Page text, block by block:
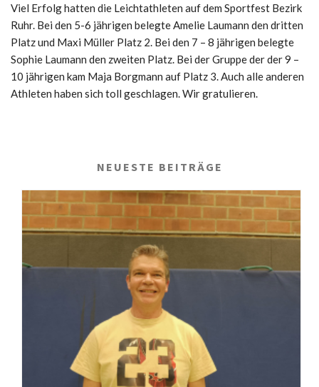
Viel Erfolg hatten die Leichtathleten auf dem Sportfest Bezirk
Ruhr. Bei den 5-6 jährigen belegte Amelie Laumann den dritten
Platz und Maxi Müller Platz 2. Bei den 7 – 8 jährigen belegte
Sophie Laumann den zweiten Platz. Bei der Gruppe der der 9 –
10 jährigen kam Maja Borgmann auf Platz 3. Auch alle anderen
Athleten haben sich toll geschlagen. Wir gratulieren.
NEUESTE BEITRÄGE